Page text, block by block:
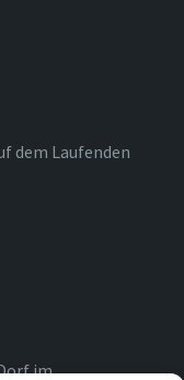
dem Laufenden
im